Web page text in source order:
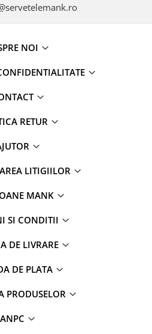
NOI
RETUR
LITIGIILOR
MANK
SI CONDITII
DE LIVRARE
DE PLATA
PRODUSELOR
ANPC